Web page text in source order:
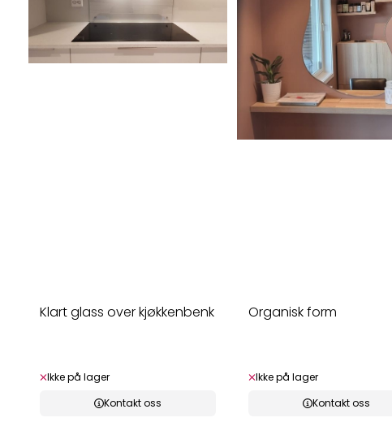
Klart glass over kjøkkenbenk
Ikke på lager
Kontakt oss
Organisk form
Ikke på lager
Kontakt oss